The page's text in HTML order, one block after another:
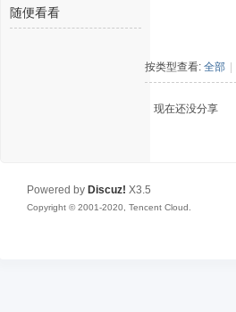
站随便看看
按类型查看: 全部
现在还没分享
Powered by Discuz! X3.5
Copyright © 2001-2020, Tencent Cloud.